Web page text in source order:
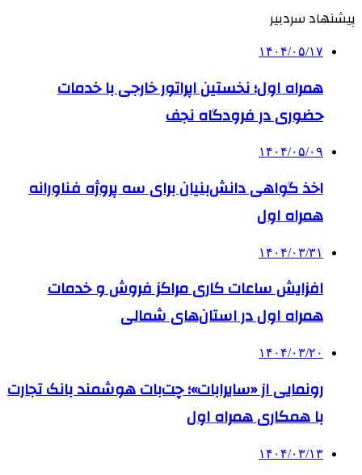
پیشنهاد سردبیر
۱۴۰۴/۰۵/۱۷
همراه اول؛ نخستین اپراتور خارجی با خدمات
حضوری در فرودگاه نجف
۱۴۰۴/۰۵/۰۹
اخذ گواهی دانش‌بنیان برای سه پروژه فناورانه
همراه اول
۱۴۰۴/۰۳/۳۱
افزایش ساعات کاری مراکز فروش و خدمات
همراه اول در استان‌های شمالی
۱۴۰۴/۰۳/۲۰
رونمایی از «سایرابات»؛ چت‌بات هوشمند بانک تجارت
با همکاری همراه اول
۱۴۰۴/۰۳/۱۳